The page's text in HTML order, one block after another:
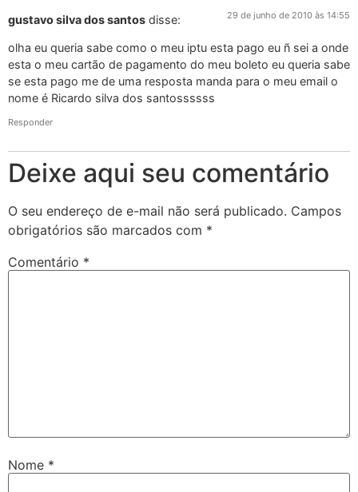
gustavo silva dos santos disse: 29 de junho de 2010 às 14:55
olha eu queria sabe como o meu iptu esta pago eu ñ sei a onde
esta o meu cartão de pagamento do meu boleto eu queria sabe
se esta pago me de uma resposta manda para o meu email o
nome é Ricardo silva dos santossssss
Responder
Deixe aqui seu comentário
O seu endereço de e-mail não será publicado. Campos
obrigatórios são marcados com *
Comentário *
Nome *